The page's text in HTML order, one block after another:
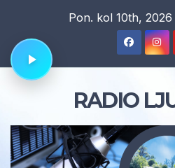
content
Pon. kol 10th, 2026
RADIO